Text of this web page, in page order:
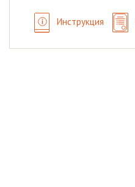
Инструкция